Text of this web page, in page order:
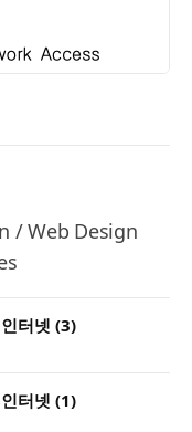
/ Web Design
터넷 (3)
터넷 (1)